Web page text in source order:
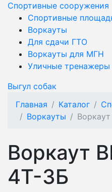
Спортивные сооружения
Спортивные
Воркауты
Для сдачи ГТО
Воркауты для МГН
Уличные тренажеры
Выгул собак
Главная
Каталог
Воркауты
Воркаут
4Т-3Б